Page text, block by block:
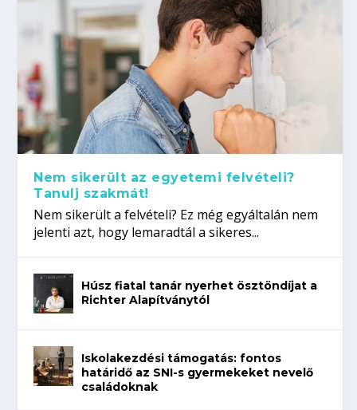
Nem sikerült az egyetemi felvételi?
Tanulj szakmát!
Nem sikerült a felvételi? Ez még egyáltalán nem
jelenti azt, hogy lemaradtál a sikeres...
Húsz fiatal tanár nyerhet ösztöndíjat a
Richter Alapítványtól
Iskolakezdési támogatás: fontos
határidő az SNI-s gyermekeket nevelő
családoknak